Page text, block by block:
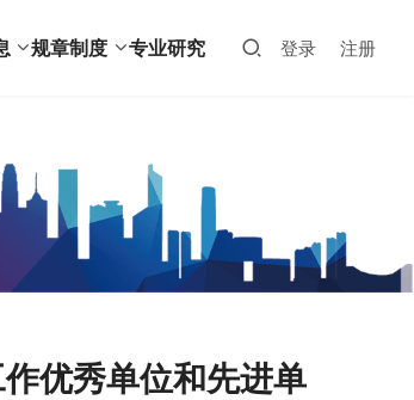
规章制度 专业研究 登录 注册
优秀单位和先进单